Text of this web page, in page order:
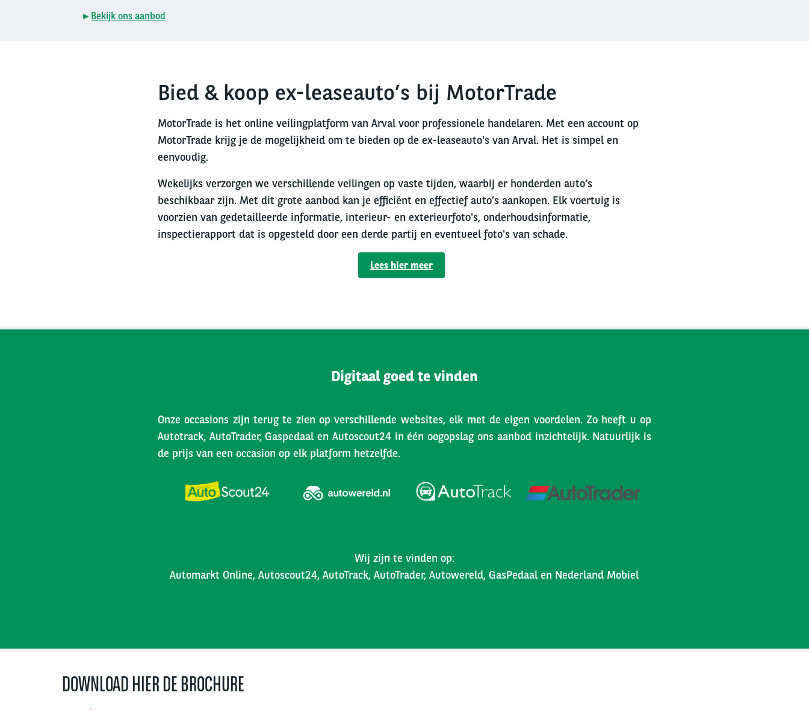
► Bekijk ons aanbod
Bied & koop ex-leaseauto’s bij MotorTrade
MotorTrade is het online veilingplatform van Arval voor professionele handelaren. Met een account op
MotorTrade krijg je de mogelijkheid om te bieden op de ex-leaseauto's van Arval. Het is simpel en
eenvoudig.
Wekelijks verzorgen we verschillende veilingen op vaste tijden, waarbij er honderden auto’s
beschikbaar zijn. Met dit grote aanbod kan je efficiënt en effectief auto’s aankopen. Elk voertuig is
voorzien van gedetailleerde informatie, interieur- en exterieurfoto's, onderhoudsinformatie,
inspectierapport dat is opgesteld door een derde partij en eventueel foto's van schade.
Lees hier meer
Digitaal goed te vinden
Onze occasions zijn terug te zien op verschillende websites, elk met de eigen voordelen. Zo heeft u op
Autotrack, AutoTrader, Gaspedaal en Autoscout24 in één oogopslag ons aanbod inzichtelijk. Natuurlijk is
de prijs van een occasion op elk platform hetzelfde.
Wij zijn te vinden op:
Automarkt Online, Autoscout24, AutoTrack, AutoTrader, Autowereld, GasPedaal en Nederland Mobiel
DOWNLOAD HIER DE BROCHURE